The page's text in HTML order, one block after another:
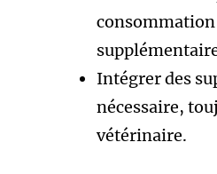
Intégrer des
nécessaire,
vétérinaire.